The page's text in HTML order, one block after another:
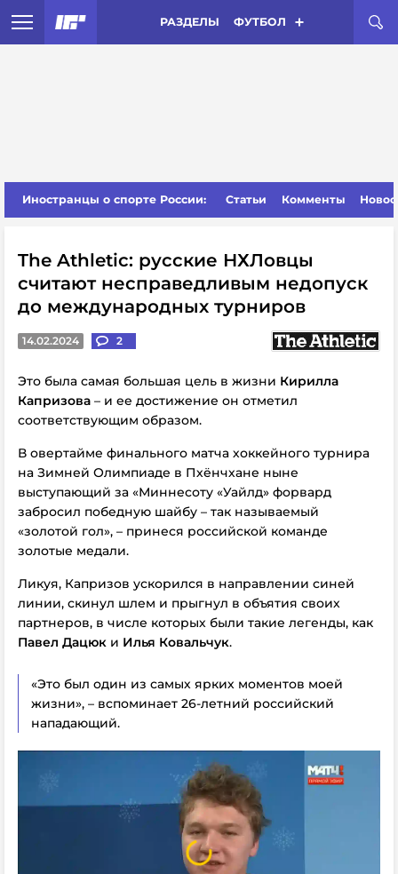
РАЗДЕЛЫ ФУТБОЛ
Иностранцы о спорте России: Статьи Комменты
The Athletic: русские НХЛовцы
считают несправедливым недопуск
до международных турниров
14.02.2024 2
Это была самая большая цель в жизни Кирилла
Капризова – и ее достижение он отметил
соответствующим образом.
В овертайме финального матча хоккейного турнира
на Зимней Олимпиаде в Пхёнчхане ныне
выступающий за «Миннесоту «Уайлд» форвард
забросил победную шайбу – так называемый
«золотой гол», – принеся российской команде
золотые медали.
Ликуя, Капризов ускорился в направлении синей
линии, скинул шлем и прыгнул в объятия своих
партнеров, в числе которых были такие легенды, как
Павел Дацюк и Илья Ковальчук.
«Это был один из самых ярких моментов моей
жизни», – вспоминает 26-летний российский
нападающий.